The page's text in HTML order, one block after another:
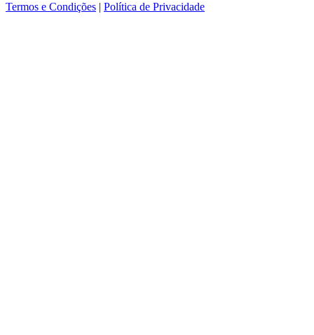
Termos e Condições | Política de Privacidade